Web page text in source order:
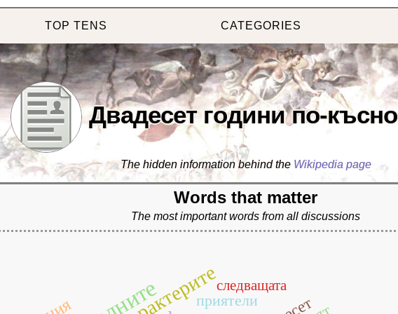
TOP TENS CATEGORIES
Двадесет години по-късно
The hidden information behind the Wikipedia page
Words that matter
The most important words from all discussions
характеритеприятели
следващата